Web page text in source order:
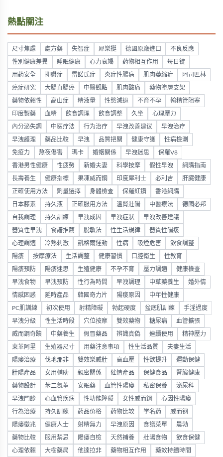
熱點關注
尺寸焦慮 處方藥 失智症 犀樂挺 德國原廠進口 不良反應
性別健康差異 睡眠健康 心力衰竭 药物相互作用 每日锭
用药安全 抑鬱症 雷諾氏症 炎症性腸病 肌肉萎縮症 阿司匹林
癌症研究 大腸直腸癌 中醫觀點 肌肉酸痛 藥物塗層支架
藥物依賴性 高山症 精液量 性慾減退 不育不孕 輸精管阻塞
印度製藥 血精 飲食調理 飲食調整 久坐 心理壓力
內分泌失調 中医疗法 行为治疗 早洩改善建议 早洩治疗
早洩護理 藥品比較 早洩 品質把關 健康守護 性病檢測
免疫力 熬夜傷害 瑪卡 婚姻關係 早洩迷思 保羅V8
香港男性健康 性疲勞 新婚夫妻 科學按摩 假性早洩 網購指南
長壽養生 健康指標 果凍威而鋼 印度犀利士 必利吉 肝臟健康
正確使用方法 劑量選擇 身體檢查 保羅紅鑽 香港網購
日本藤素 持久液 正確服用方法 溫腎壯陽 中醫療法 德國必邦
自我調理 持久訓練 早洩成因 早洩症狀 早洩改善建議
器質性早洩 食譜推薦 脫敏法 性生活規律 器質性陽痿
心理調適 冷熱刺激 凱格爾運動 性病 吸煙危害 飲食調整
陽痿 按摩療法 生活調整 健康習慣 口腔衛生 性教育
陽痿預防 陽痿迷思 生殖健康 不孕不育 壓力調適 健康檢查
早洩食物 早洩預防 性行為時間 早洩調理 中草藥養生 婚外情
情感困惑 延時產品 韓國奇力片 陽痿原因 中年性健康
PC肌訓練 初次使用 射精障礙 勃起硬度 盆底肌訓練 手淫過度
早洩分級 性生活時段 穴位按摩 雙效藥物 糖尿病 血管擴張
威而鋼奇蹟 中藥養生 假冒藥品 辨識真偽 連續使用 精神壓力
東革阿里 生殖器尺寸 用藥注意事項 性生活品質 夫妻生活
陽痿治療 伐地那非 雙效樂威壯 高血壓 性欲提升 運動保健
壯陽產品 女用輔助 親密關係 催情產品 保健食品 腎臟健康
藥物設計 苯二氮䓬 安眠藥 血管性陽痿 私密保養 泌尿科
早洩門診 心血管疾病 性功能障礙 女性威而鋼 心因性陽痿
行為治療 持久訓練 药品价格 药物比较 学名药 威而钢
陽痿徵兆 健康人士 射精無力 早洩原因 食譜菜單 晨勃
藥物比較 服用禁忌 陽痿自檢 天然補養 壯陽食物 飲食保健
心理依賴 大樹藥局 他達拉非 藥物相互作用 藥效持續時間